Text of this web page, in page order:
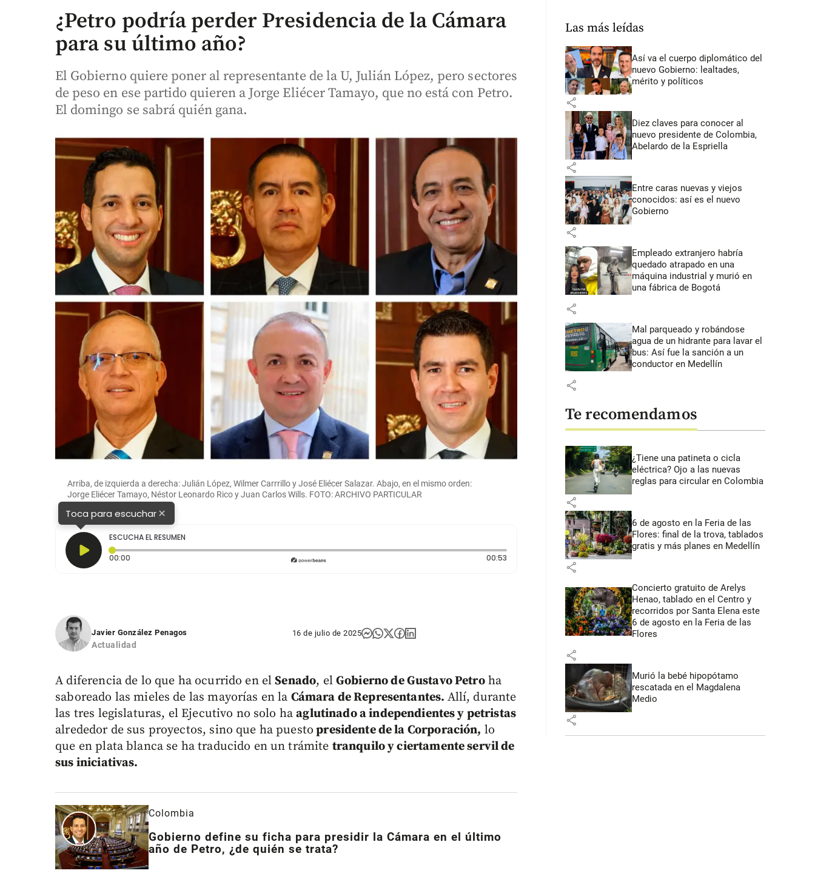
¿Petro podría perder Presidencia de la Cámara
para su último año?
El Gobierno quiere poner al representante de la U, Julián López, pero sectores
de peso en ese partido quieren a Jorge Eliécer Tamayo, que no está con Petro.
El domingo se sabrá quién gana.
Arriba, de izquierda a derecha: Julián López, Wilmer Carrrillo y José Eliécer Salazar. Abajo, en el mismo orden:
Jorge Eliécer Tamayo, Néstor Leonardo Rico y Juan Carlos Wills. FOTO: ARCHIVO PARTICULAR
Toca para escuchar×
ESCUCHA EL RESUMEN
00:00
00:53Duración: 53 segundos
Javier González Penagos
Actualidad
16 de julio de 2025
A diferencia de lo que ha ocurrido en elSenado, el Gobierno de Gustavo Petroha
saboreado las mieles de las mayorías en la Cámara de Representantes. Allí, durante
las tres legislaturas, el Ejecutivo no solo haaglutinado a independientes y petristas
alrededor de sus proyectos, sino que ha puesto presidente de la Corporación, lo
que en plata blanca se ha traducido en un trámite tranquilo y ciertamente servil de
sus iniciativas.
Colombia
Gobierno define su ficha para presidir la Cámara en el último
año de Petro, ¿de quién se trata?
Las más leídas
Así va el cuerpo diplomático del
nuevo Gobierno: lealtades,
mérito y políticos
share
Diez claves para conocer al
nuevo presidente de Colombia,
Abelardo de la Espriella
share
Entre caras nuevas y viejos
conocidos: así es el nuevo
Gobierno
share
Empleado extranjero habría
quedado atrapado en una
máquina industrial y murió en
una fábrica de Bogotá
share
Mal parqueado y robándose
agua de un hidrante para lavar el
bus: Así fue la sanción a un
conductor en Medellín
share
Te recomendamos
¿Tiene una patineta o cicla
eléctrica? Ojo a las nuevas
reglas para circular en Colombia
share
6 de agosto en la Feria de las
Flores: final de la trova, tablados
gratis y más planes en Medellín
share
Concierto gratuito de Arelys
Henao, tablado en el Centro y
recorridos por Santa Elena este
6 de agosto en la Feria de las
Flores
share
Murió la bebé hipopótamo
rescatada en el Magdalena
Medio
share